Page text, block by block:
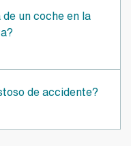
un coche en la
de accidente?